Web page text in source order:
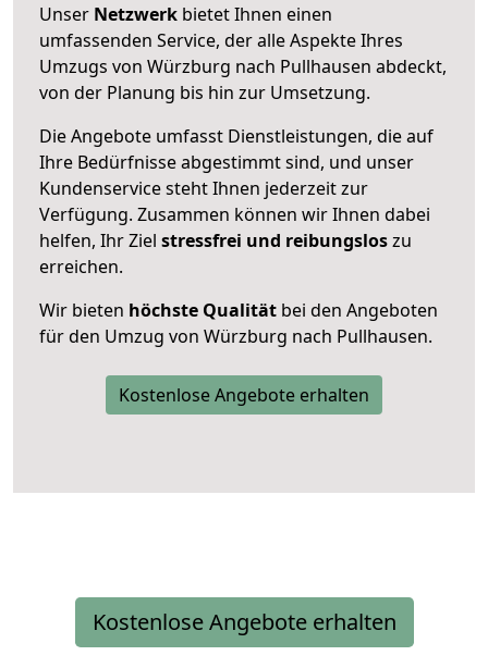
Unser Netzwerk bietet Ihnen einen
umfassenden Service, der alle Aspekte Ihres
Umzugs von Würzburg nach Pullhausen abdeckt,
von der Planung bis hin zur Umsetzung.
Die Angebote umfasst Dienstleistungen, die auf
Ihre Bedürfnisse abgestimmt sind, und unser
Kundenservice steht Ihnen jederzeit zur
Verfügung. Zusammen können wir Ihnen dabei
helfen, Ihr Ziel stressfrei und reibungsloszu
erreichen.
Wir bieten höchste Qualität bei den Angeboten
für den Umzug von Würzburg nach Pullhausen.
Kostenlose Angebote erhalten
Kostenlose Angebote erhalten